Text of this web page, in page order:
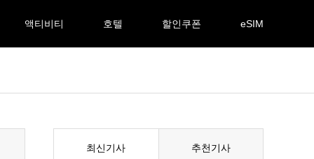
액티비티 호텔 할인쿠폰 eSIM
최신기사 추천기사